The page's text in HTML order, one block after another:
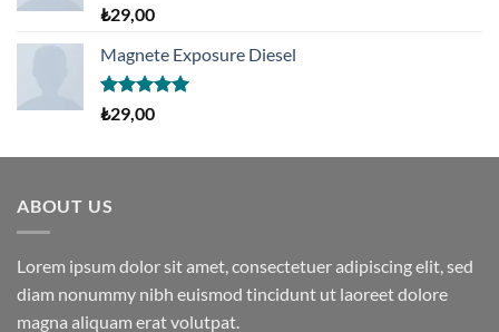
5 üzerinden
5.00oy
aldı
₺29,00
Magnete Exposure Diesel
5 üzerinden
5.00oy
₺29,00
ABOUT US
Lorem ipsum dolor sit amet, consectetuer adipiscing elit, sed
diam nonummy nibh euismod tincidunt ut laoreet dolore
magna aliquam erat volutpat.